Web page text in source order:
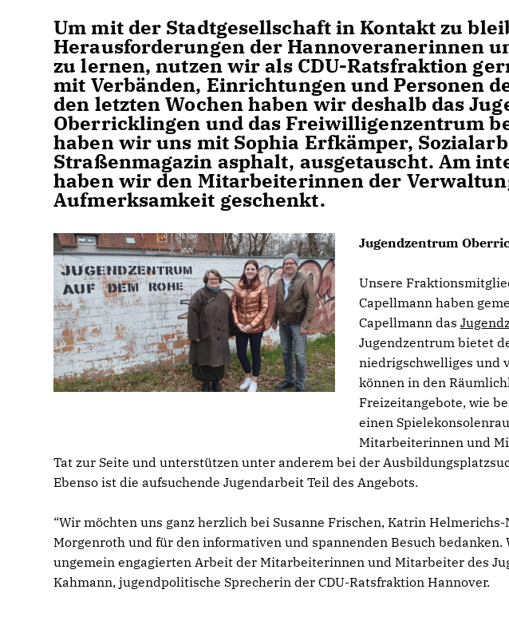
Um mit der Stadtgesellschaft in Kontakt zu
Herausforderungen der Hannoveranerinnen
zu lernen, nutzen wir als CDU-Ratsfraktion
mit Verbänden, Einrichtungen und Personen
den letzten Wochen haben wir deshalb das
Oberricklingen und das Freiwilligenzentrum
haben wir uns mit Sophia Erfkämper,
Straßenmagazin asphalt, ausgetauscht. Am
haben wir den Mitarbeiterinnen der
Aufmerksamkeit geschenkt.
Jugendzentrum
Unsere
Capellmann haben
Capellmann das
Jugendzentrum bietet
niedrigschwelliges und
können in den
Freizeitangebote, wie
einen
Mitarbeiterinnen und
Tat zur Seite und unterstützen unter anderem bei der
Ebenso ist die aufsuchende Jugendarbeit Teil des Angebots.
“Wir möchten uns ganz herzlich bei Susanne Frischen, Katrin
Morgenroth und für den informativen und spannenden Besuch
ungemein engagierten Arbeit der Mitarbeiterinnen und Mitarbeiter des
Kahmann, jugendpolitische Sprecherin der CDU-Ratsfraktion Hannover.